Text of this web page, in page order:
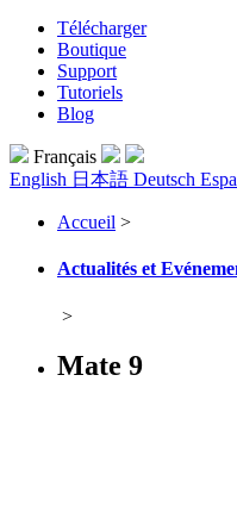
Télécharger
Boutique
Support
Tutoriels
Blog
Français
English 日本語 Deutsch
Accueil >
Actualités et
>
Mate 9